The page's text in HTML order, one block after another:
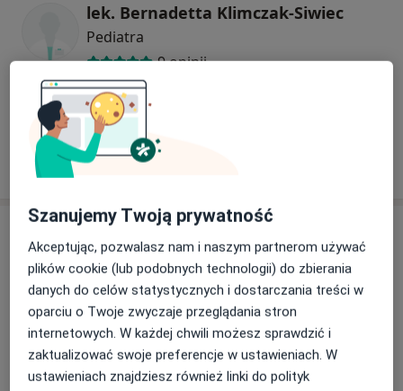
lek. Bernadetta Klimczak-Siwiec
Pediatra
9 opinii
Anna Elżbieta Zając
Pediatra
Powiększ mapę
Miejska Przychodnia Lekarska Nr 5
Szanujemy Twoją prywatność
Akceptując, pozwalasz nam i naszym partnerom używać
plików cookie (lub podobnych technologii) do zbierania
danych do celów statystycznych i dostarczania treści w
oparciu o Twoje zwyczaje przeglądania stron
internetowych. W każdej chwili możesz sprawdzić i
zaktualizować swoje preferencje w ustawieniach. W
ustawieniach znajdziesz również linki do polityk